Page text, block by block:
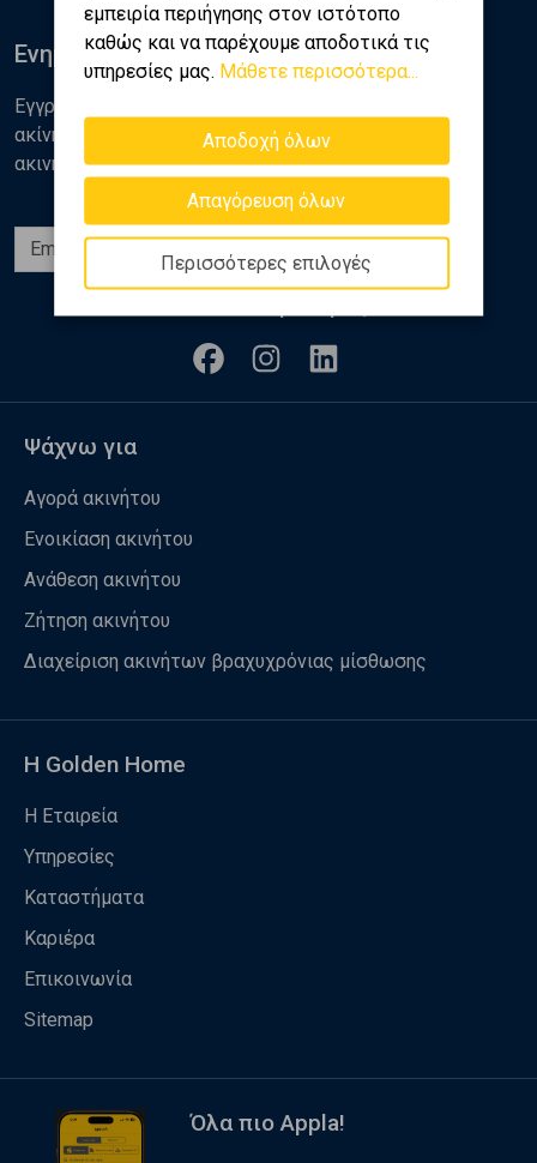
εμπειρία περιήγησης στον ιστότοπο
καθώς και να παρέχουμε αποδοτικά τις
υπηρεσίες μας. Μάθετε περισσότερα...
Αποδοχή όλων
Απαγόρευση όλων
Περισσότερες επιλογές
Ενημερωθείτε
Εγγραφείτε στο newsletter της Golden Home για νέα
ακίνητα, αναλύσεις και διάφορα θέματα της αγοράς
ακινήτων
Ψάχνω για
Αγορά ακινήτου
Ενοικίαση ακινήτου
Ανάθεση ακινήτου
Ζήτηση ακινήτου
Διαχείριση ακινήτων βραχυχρόνιας μίσθωσης
Η Golden Home
Η Εταιρεία
Υπηρεσίες
Καταστήματα
Καριέρα
Επικοινωνία
Sitemap
Όλα πιο Appla!